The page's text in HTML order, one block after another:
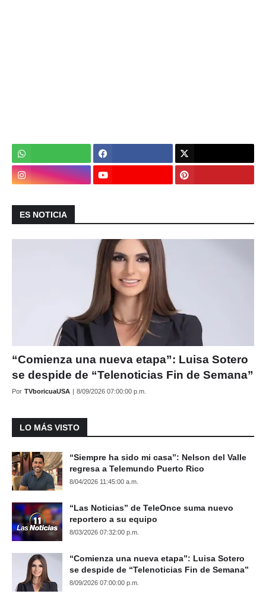
ES NOTICIA
“Comienza una nueva etapa”: Luisa Sotero
se despide de “Telenoticias Fin de Semana”
Por TVboricuaUSA | 8/09/2026 07:00:00 p.m.
LO MÁS VISTO
“Siempre ha sido mi casa”: Nelson del Valle
regresa a Telemundo Puerto Rico
8/04/2026 11:45:00 a.m.
“Las Noticias” de TeleOnce suma nuevo
reportero a su equipo
8/03/2026 07:32:00 p.m.
“Comienza una nueva etapa”: Luisa Sotero
se despide de “Telenoticias Fin de Semana”
8/09/2026 07:00:00 p.m.